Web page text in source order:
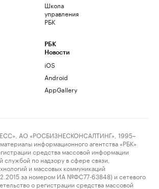
Школа
управления
РБК
РБК
Новости
iOS
Android
AppGallery
АО «РОСБИЗНЕСКОНСАЛТИНГ», 1995–
информационного агентства «РБК»
средства массовой информации
службой по надзору в сфере связи,
и массовых коммуникаций
за номером ИА №ФС77-63848) и сетевого
о регистрации средства массовой